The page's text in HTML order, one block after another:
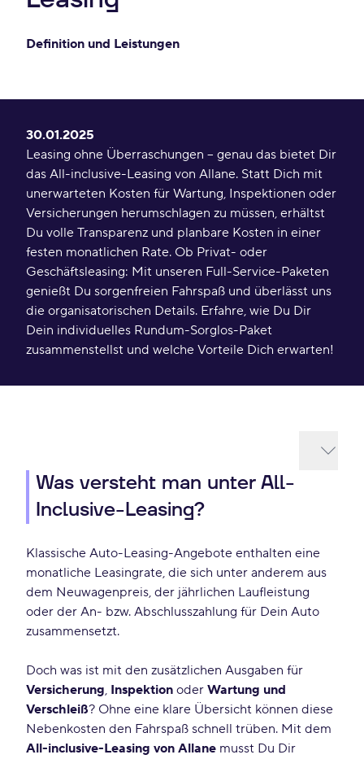
Definition und Leistungen
30.01.2025
Leasing ohne Überraschungen – genau das bietet Dir
das All-inclusive-Leasing von Allane. Statt Dich mit
unerwarteten Kosten für Wartung, Inspektionen oder
Versicherungen herumschlagen zu müssen, erhältst
Du volle Transparenz und planbare Kosten in einer
festen monatlichen Rate. Ob Privat- oder
Geschäftsleasing: Mit unseren Full-Service-Paketen
genießt Du sorgenfreien Fahrspaß und überlässt uns
die organisatorischen Details. Erfahre, wie Du Dir
Dein individuelles Rundum-Sorglos-Paket
zusammenstellst und welche Vorteile Dich erwarten!
Was versteht man unter All-
Inclusive-Leasing?
Klassische Auto-Leasing-Angebote enthalten eine
monatliche Leasingrate, die sich unter anderem aus
dem Neuwagenpreis, der jährlichen Laufleistung
oder der An- bzw. Abschlusszahlung für Dein Auto
zusammensetzt.
Doch was ist mit den zusätzlichen Ausgaben für
Versicherung, Inspektion oder Wartung und
Verschleiß? Ohne eine klare Übersicht können diese
Nebenkosten den Fahrspaß schnell trüben. Mit dem
All-inclusive-Leasing von Allane musst Du Dir